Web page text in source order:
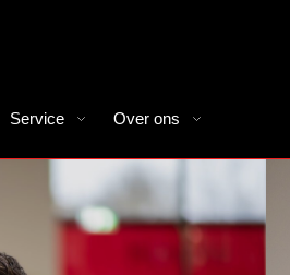
Service
Over ons